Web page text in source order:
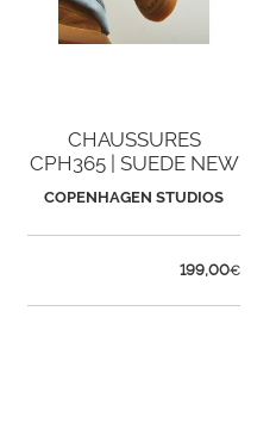
CHAUSSURES
CPH365 | SUEDE NEW
BROWN
COPENHAGEN STUDIOS
199,00€